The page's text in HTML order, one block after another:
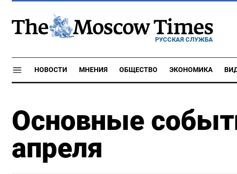
РУССКАЯ СЛУЖБА
НОВОСТИ МНЕНИЯ ОБЩЕСТВО ЭКОНОМИКА
Основные
апреля